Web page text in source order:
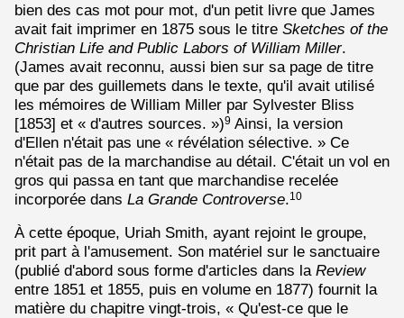
bien des cas mot pour mot, d'un petit livre que James
avait fait imprimer en 1875 sous le titre Sketches of the
Christian Life and Public Labors of William Miller.
(James avait reconnu, aussi bien sur sa page de titre
que par des guillemets dans le texte, qu'il avait utilisé
les mémoires de William Miller par Sylvester Bliss
[1853] et « d'autres sources. »)9 Ainsi, la version
d'Ellen n'était pas une « révélation sélective. » Ce
n'était pas de la marchandise au détail. C'était un vol en
gros qui passa en tant que marchandise recelée
incorporée dans La Grande Controverse.10
À cette époque, Uriah Smith, ayant rejoint le groupe,
prit part à l'amusement. Son matériel sur le sanctuaire
(publié d'abord sous forme d'articles dans la Review
entre 1851 et 1855, puis en volume en 1877) fournit la
matière du chapitre vingt-trois, « Qu'est-ce que le